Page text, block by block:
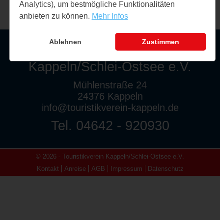
Touristikverein
Kappeln/Schlei-Ostsee e.V.
Mühlenstraße 24
24376 Kappeln
info@touristikverein-kappeln.de
Tel. 04642 - 920930
© 2026 - Touristikverein Kappeln/Schlei-Ostsee e.V.
Kontakt
Anreise AGB Impressum Datenschutz
Analytics), um bestmögliche Funktionalitäten
anbieten zu können. Mehr Infos
Ablehnen Zustimmen